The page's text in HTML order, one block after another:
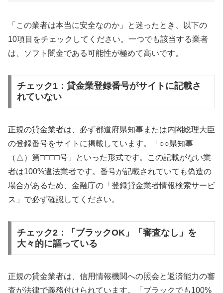
「この業者は本当に安全なのか」と迷ったとき、以下の
10項目をチェックしてください。一つでも該当する業者
は、ソフト闇金である可能性が極めて高いです。
チェック1：貸金業登録番号がサイトに記載さ
れていない
正規の貸金業者は、必ず都道府県知事または内閣総理大臣
の登録番号をサイトに掲載しています。「○○県知事
（△）第□□□□号」といった形式です。この記載がない業
者は100%違法業者です。番号が記載されていても偽造の
場合があるため、金融庁の「登録貸金業者情報検索サービ
ス」で必ず確認してください。
チェック2：「ブラックOK」「審査なし」を
大々的に謳っている
正規の貸金業者は、信用情報機関への照会と返済能力の審
査が法律で義務付けられています。「ブラックでも100%